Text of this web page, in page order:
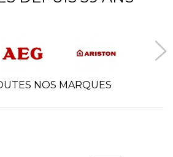
NOS MARQUES